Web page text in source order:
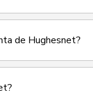
de Hughesnet?